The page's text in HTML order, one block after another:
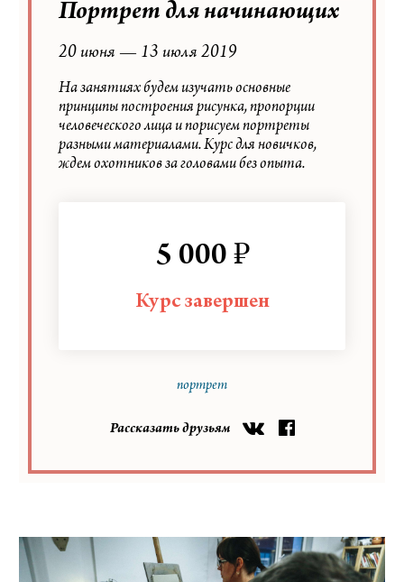
Портрет для начинающих
20 июня — 13 июля 2019
На занятиях будем изучать основные
принципы построения рисунка, пропорции
человеческого лица и порисуем портреты
разными материалами. Курс для новичков,
ждем охотников за головами без опыта.
5 000 ₽
Курс завершен
портрет
Рассказать друзьям